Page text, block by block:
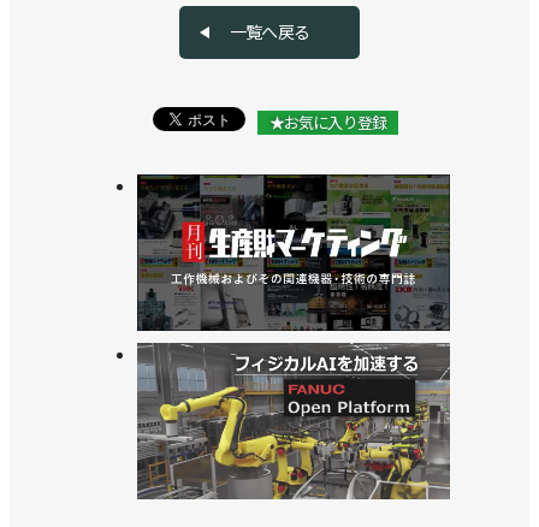
>>[エディターズノートvol.27] フィジカルAIって？
>>編集室だより／2026年５月末
>>【読んで発見「RTJ2026」vol.3】ヒューマノイド
が続々と
>>[直前特集RTJ2026 vol.1] 過去最大規模で６月11
>>【読んで発見「RTJ2026」vol.2】物流向け提案の
一覧へ戻る
★お気に入り登録